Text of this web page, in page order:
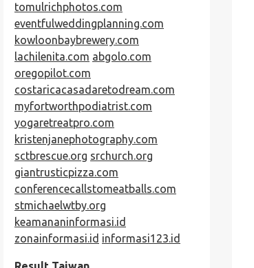
tomulrichphotos.com
eventfulweddingplanning.com
kowloonbaybrewery.com
lachilenita.com abgolo.com
oregopilot.com
costaricacasadaretodream.com
myfortworthpodiatrist.com
yogaretreatpro.com
kristenjanephotography.com
sctbrescue.org srchurch.org
giantrusticpizza.com
conferencecallstomeatballs.com
stmichaelwtby.org
keamananinformasi.id
zonainformasi.id informasi123.id